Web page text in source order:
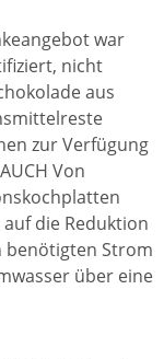
war
nicht
aus
zur Verfügung
Von
die Reduktion
benötigten Strom
über eine